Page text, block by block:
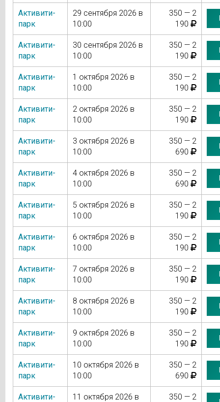
Активити-
парк
29 сентября 2026 в
10:00
350 — 2
190
Активити-
парк
30 сентября 2026 в
10:00
350 — 2
190
Активити-
парк
1 октября 2026 в
10:00
350 — 2
190
Активити-
парк
2 октября 2026 в
10:00
350 — 2
190
Активити-
парк
3 октября 2026 в
10:00
350 — 2
690
Активити-
парк
4 октября 2026 в
10:00
350 — 2
690
Активити-
парк
5 октября 2026 в
10:00
350 — 2
190
Активити-
парк
6 октября 2026 в
10:00
350 — 2
190
Активити-
парк
7 октября 2026 в
10:00
350 — 2
190
Активити-
парк
8 октября 2026 в
10:00
350 — 2
190
Активити-
парк
9 октября 2026 в
10:00
350 — 2
190
Активити-
парк
10 октября 2026 в
10:00
350 — 2
690
Активити-
11 октября 2026 в
350 — 2